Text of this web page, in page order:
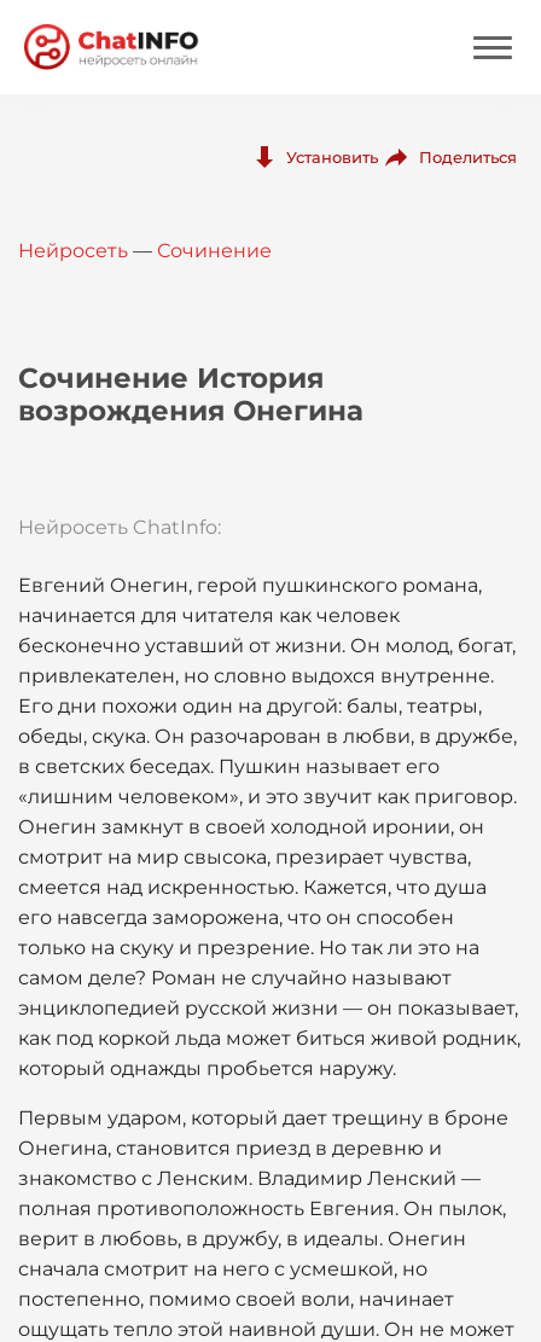
Вход
Установить Поделиться
Нейросеть — Сочинение
Сочинение История
возрождения Онегина
Нейросеть ChatInfo:
Евгений Онегин, герой пушкинского романа,
начинается для читателя как человек
бесконечно уставший от жизни. Он молод, богат,
привлекателен, но словно выдохся внутренне.
Его дни похожи один на другой: балы, театры,
обеды, скука. Он разочарован в любви, в дружбе,
в светских беседах. Пушкин называет его
«лишним человеком», и это звучит как приговор.
Онегин замкнут в своей холодной иронии, он
смотрит на мир свысока, презирает чувства,
смеется над искренностью. Кажется, что душа
его навсегда заморожена, что он способен
только на скуку и презрение. Но так ли это на
самом деле? Роман не случайно называют
энциклопедией русской жизни — он показывает,
как под коркой льда может биться живой родник,
который однажды пробьется наружу.
Первым ударом, который дает трещину в броне
Онегина, становится приезд в деревню и
знакомство с Ленским. Владимир Ленский —
полная противоположность Евгения. Он пылок,
верит в любовь, в дружбу, в идеалы. Онегин
сначала смотрит на него с усмешкой, но
постепенно, помимо своей воли, начинает
ощущать тепло этой наивной души. Он не может